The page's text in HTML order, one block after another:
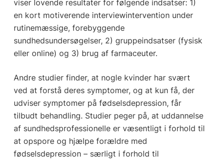
viser lovende resultater for følgende indsatser: 1)
en kort motiverende interviewintervention under
rutinemæssige, forebyggende
sundhedsundersøgelser, 2) gruppeindsatser (fysisk
eller online) og 3) brug af farmaceuter.
Andre studier finder, at nogle kvinder har svært
ved at forstå deres symptomer, og at kun få, der
udviser symptomer på fødselsdepression, får
tilbudt behandling. Studier peger på, at uddannelse
af sundhedsprofessionelle er væsentligt i forhold til
at opspore og hjælpe forældre med
fødselsdepression – særligt i forhold til